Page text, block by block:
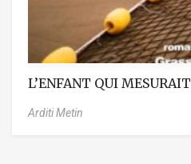
L’ENFANT QUI
Arditi Metin